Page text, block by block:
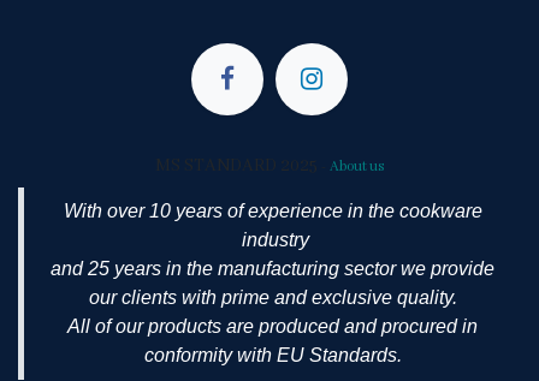
MS STANDARD 2025 About us
With over 10 years of experience in the cookware
industry
and 25 years in the manufacturing sector we provide
our clients with prime and exclusive quality.
All of our products are produced and procured in
conformity with EU Standards.